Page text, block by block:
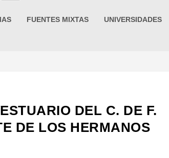
FUENTES MIXTAS UNIVERSIDADES
DEL C. DE F.
DE LOS HERMANOS